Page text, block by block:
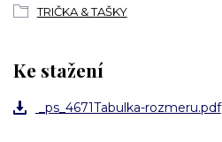
TRIČKA & TAŠKY
Ke stažení
_ps_4671Tabulka-rozmeru.pdf